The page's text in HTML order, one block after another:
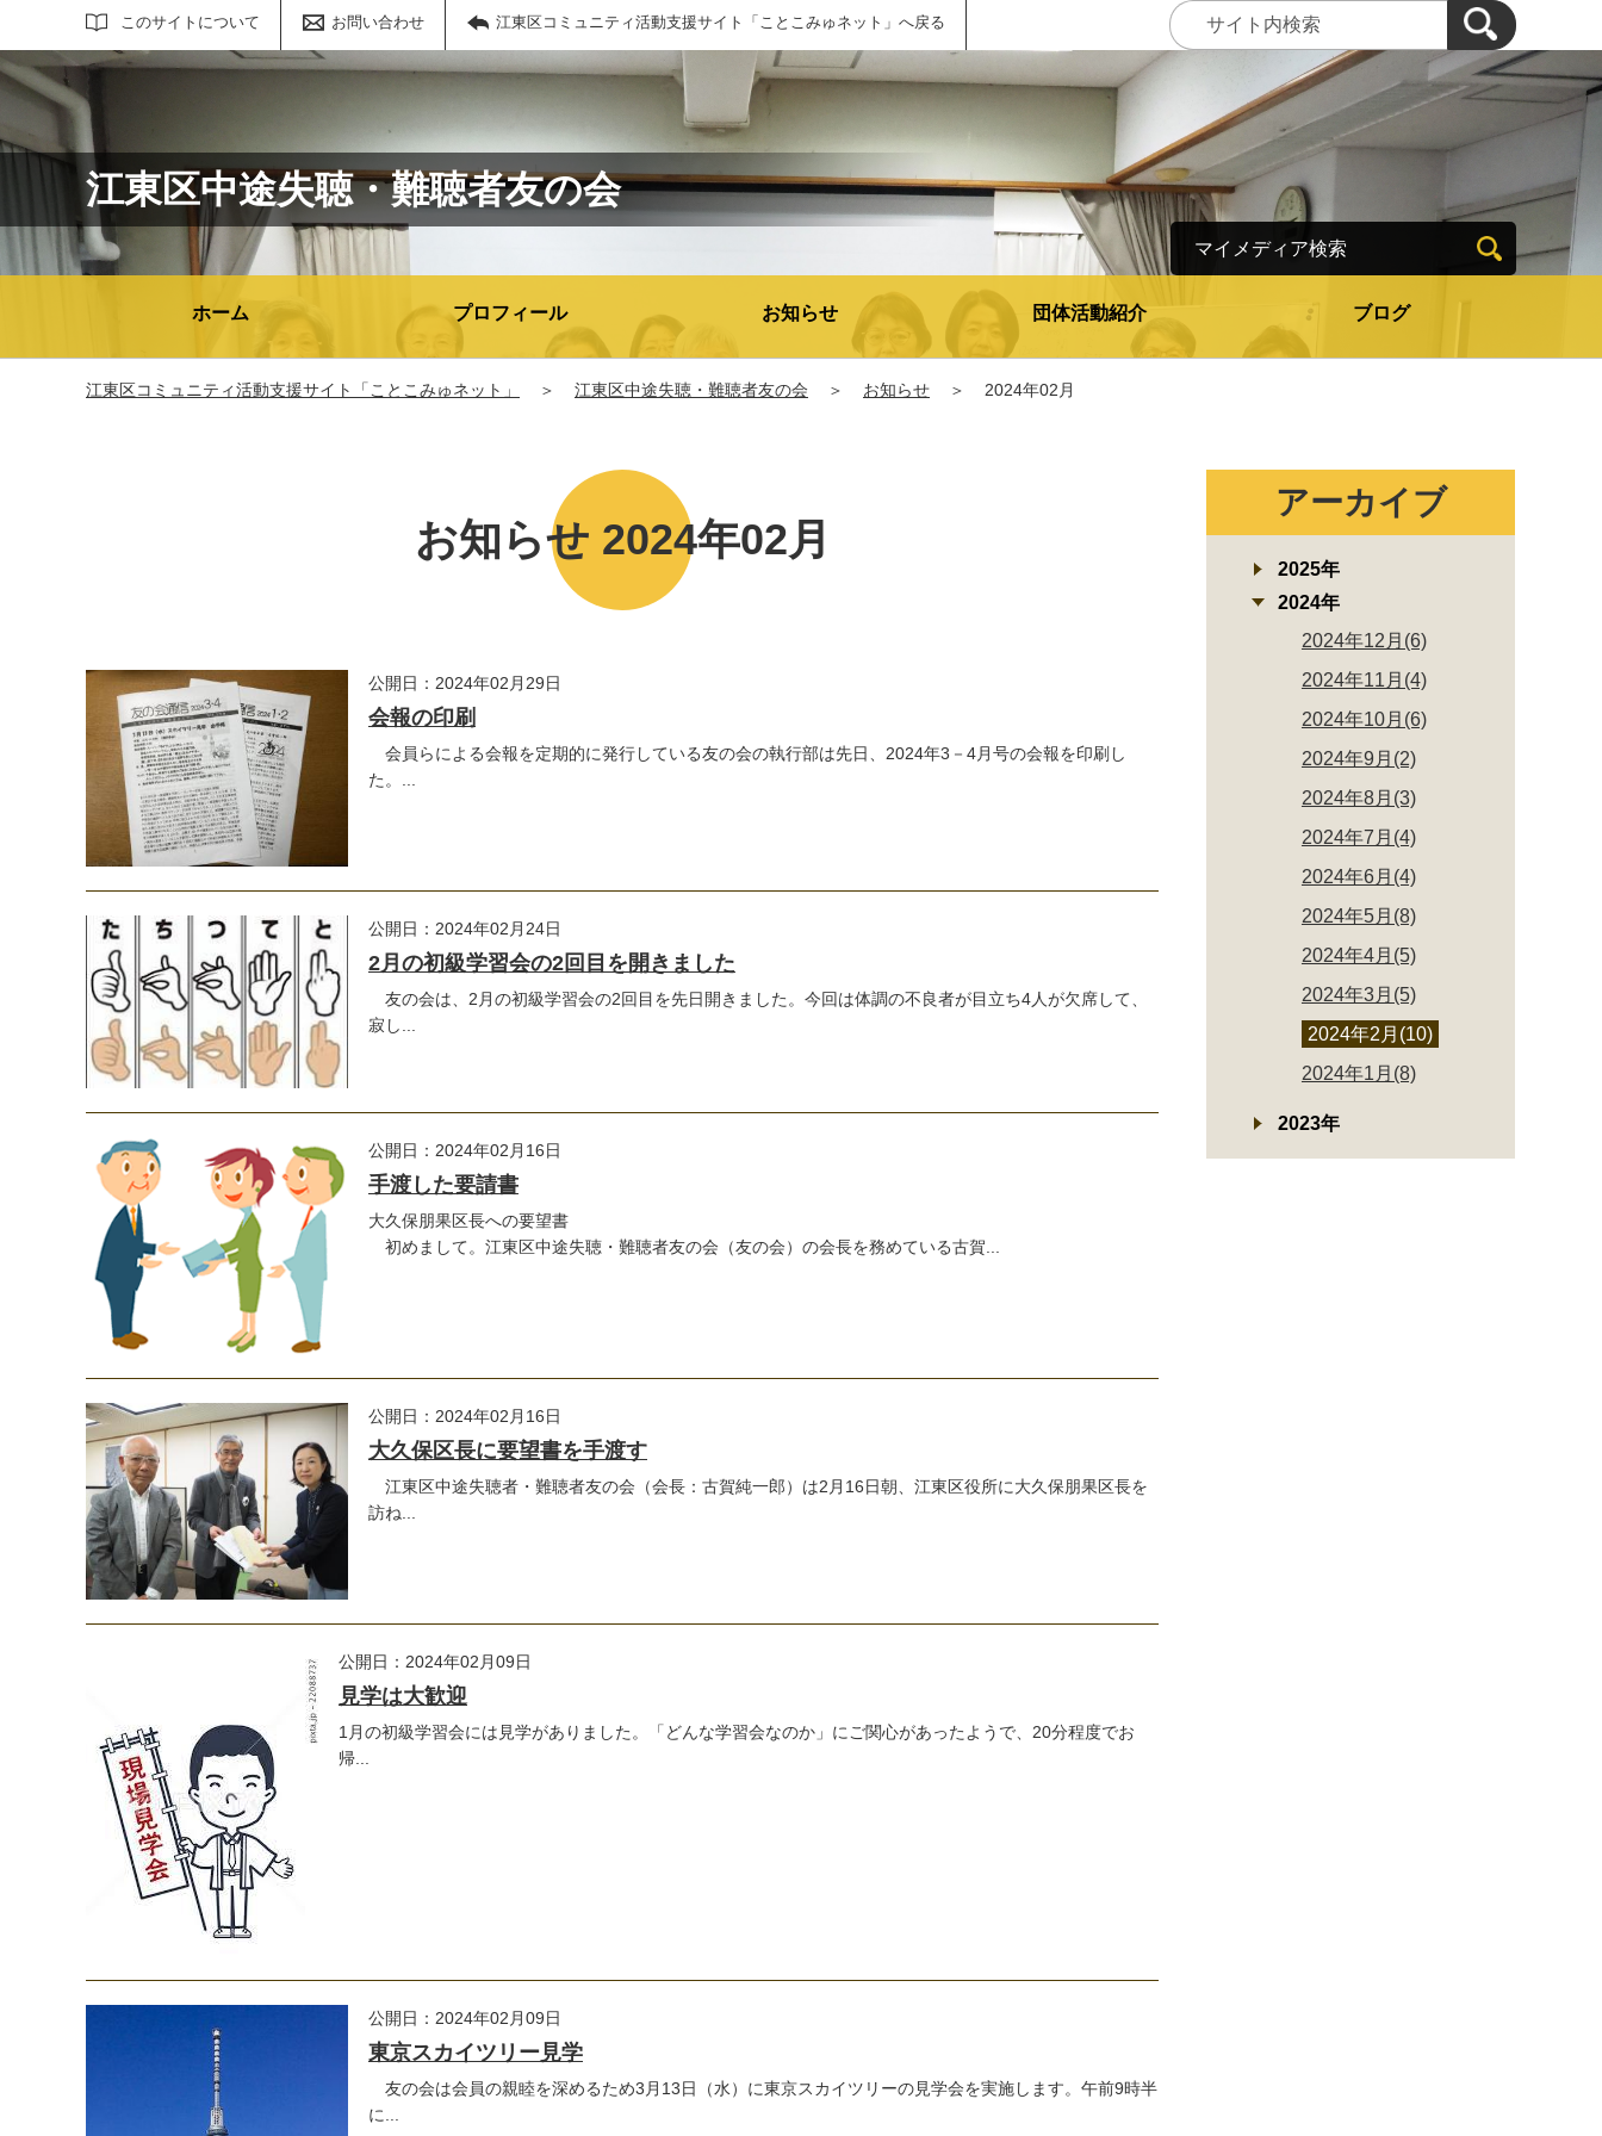
このサイトについて お問い合わせ 江東区コミュニティ活動支援サイト「ことこみゅネット」へ戻る
サイト内検索
江東区中途失聴・難聴者友の会
ホーム プロフィール お知らせ 団体活動紹介 ブログ
マイメディア検索
江東区コミュニティ活動支援サイト「ことこみゅネット」 ＞ 江東区中途失聴・難聴者友の会 ＞ お知らせ ＞ 2024年02月
お知らせ 2024年02月
公開日：2024年02月29日
会報の印刷
会員らによる会報を定期的に発行している友の会の執行部は先日、2024年3－4月号の会報を印刷し
た。...
公開日：2024年02月24日
2月の初級学習会の2回目を開きました
友の会は、2月の初級学習会の2回目を先日開きました。今回は体調の不良者が目立ち4人が欠席して、
寂し...
公開日：2024年02月16日
手渡した要請書
大久保朋果区長への要望書
初めまして。江東区中途失聴・難聴者友の会（友の会）の会長を務めている古賀...
公開日：2024年02月16日
大久保区長に要望書を手渡す
江東区中途失聴者・難聴者友の会（会長：古賀純一郎）は2月16日朝、江東区役所に大久保朋果区長を
訪ね...
公開日：2024年02月09日
見学は大歓迎
1月の初級学習会には見学がありました。「どんな学習会なのか」にご関心があったようで、20分程度でお
帰...
公開日：2024年02月09日
東京スカイツリー見学
友の会は会員の親睦を深めるため3月13日（水）に東京スカイツリーの見学会を実施します。午前9時半
に...
アーカイブ
2025年
2024年
2024年12月(6)
2024年11月(4)
2024年10月(6)
2024年9月(2)
2024年8月(3)
2024年7月(4)
2024年6月(4)
2024年5月(8)
2024年4月(5)
2024年3月(5)
2024年2月(10)
2024年1月(8)
2023年